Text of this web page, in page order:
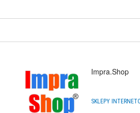
Impra.Shop
SKLEPY